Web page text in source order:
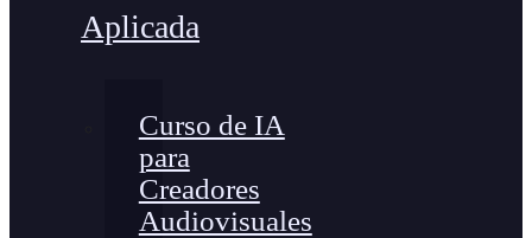
Aplicada
Curso de IA
para
Creadores
Audiovisuales